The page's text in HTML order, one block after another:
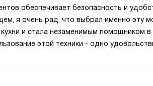
обеспечивает безопасность и
я очень рад, что выбрал именно эту
и стала незаменимым помощником
этой техники - одно